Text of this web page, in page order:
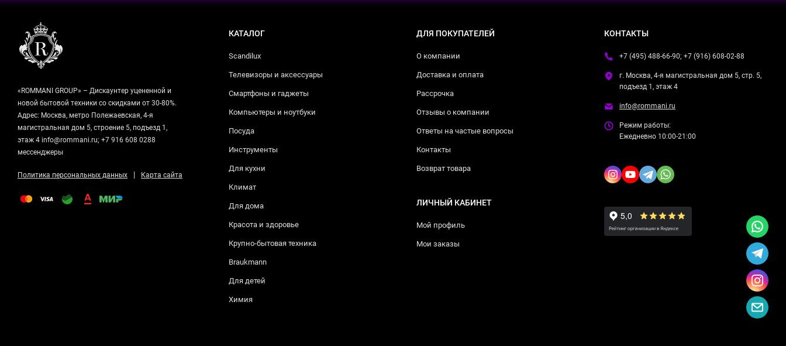
«ROMMANI GROUP» – Дискаунтер уцененной и
новой бытовой техники со скидками от 30-80%.
Адрес: Москва, метро Полежаевская, 4-я
магистральная дом 5, строение 5, подъезд 1,
этаж 4 info@rommani.ru; +7 916 608 0288
мессенджеры
Политика персональных данных | Карта сайта
КАТАЛОГ
Scandilux
Телевизоры и аксессуары
Смартфоны и гаджеты
Компьютеры и ноутбуки
Посуда
Инструменты
Для кухни
Климат
Для дома
Красота и здоровье
Крупно-бытовая техника
Braukmann
Для детей
Химия
ДЛЯ ПОКУПАТЕЛЕЙ
О компании
Доставка и оплата
Рассрочка
Отзывы о компании
Ответы на частые вопросы
Контакты
Возврат товара
ЛИЧНЫЙ КАБИНЕТ
Мой профиль
Мои заказы
КОНТАКТЫ
+7 (495) 488-66-90; +7 (916) 608-02-88
г. Москва, 4-я магистральная дом 5, стр. 5,
подъезд 1, этаж 4
info@rommani.ru
Режим работы:
Ежедневно 10:00-21:00